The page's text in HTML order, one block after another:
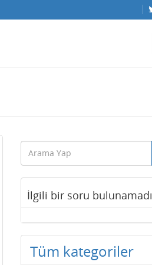
İlgili bir soru bulunamadı
Tüm kategoriler